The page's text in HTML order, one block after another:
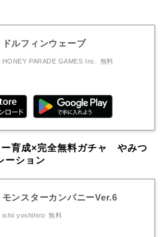
ドルフィンウェーブ
HONEY PARADE GAMES Inc. 無料
ー育成×完全無料ガチャ やみつ
ーション
モンスターカンパニーVer.6
ishii yoshihiro 無料